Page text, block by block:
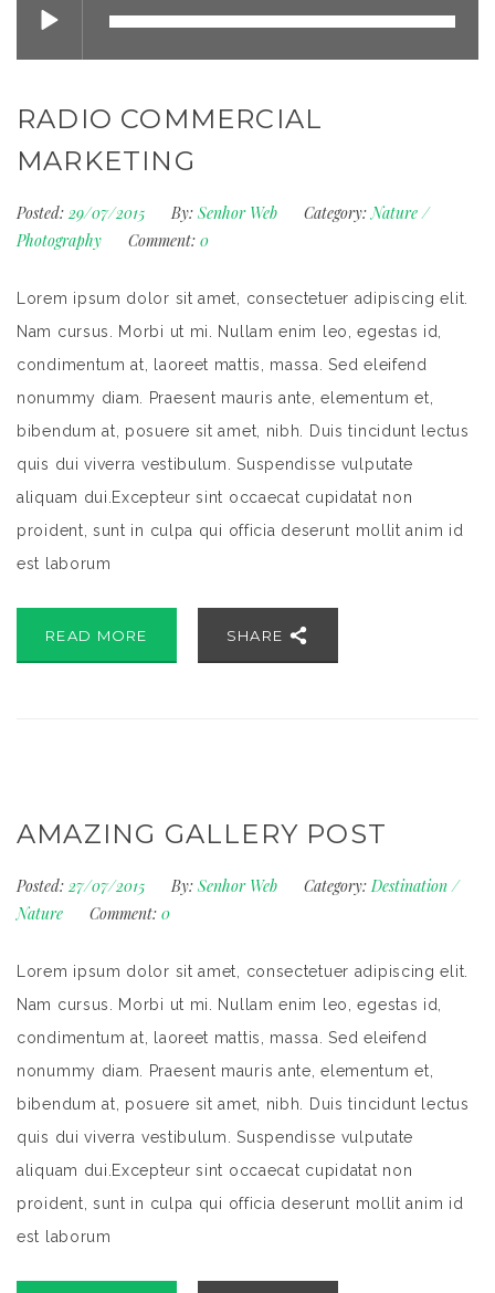
RADIO COMMERCIAL
MARKETING
Posted: 29/07/2015 By: Senhor Web Category: Nature/
Photography
Comment: 0
Lorem ipsum dolor sit amet, consectetuer adipiscing elit.
Nam cursus. Morbi ut mi. Nullam enim leo, egestas id,
condimentum at, laoreet mattis, massa. Sed eleifend
nonummy diam. Praesent mauris ante, elementum et,
bibendum at, posuere sit amet, nibh. Duis tincidunt lectus
quis dui viverra vestibulum. Suspendisse vulputate
aliquam dui.Excepteur sint occaecat cupidatat non
proident, sunt in culpa qui officia deserunt mollit anim id
est laborum
READ MORE SHARE
AMAZING GALLERY POST
Posted: 27/07/2015 By: Senhor Web Category: Destination/
Nature
Comment: 0
Lorem ipsum dolor sit amet, consectetuer adipiscing elit.
Nam cursus. Morbi ut mi. Nullam enim leo, egestas id,
condimentum at, laoreet mattis, massa. Sed eleifend
nonummy diam. Praesent mauris ante, elementum et,
bibendum at, posuere sit amet, nibh. Duis tincidunt lectus
quis dui viverra vestibulum. Suspendisse vulputate
aliquam dui.Excepteur sint occaecat cupidatat non
proident, sunt in culpa qui officia deserunt mollit anim id
est laborum